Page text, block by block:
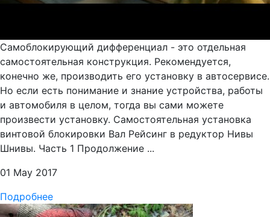
Самоблокирующий дифференциал - это отдельная
самостоятельная конструкция. Рекомендуется,
конечно же, производить его установку в автосервисе.
Но если есть понимание и знание устройства, работы
и автомобиля в целом, тогда вы сами можете
произвести установку. Самостоятельная установка
винтовой блокировки Вал Рейсинг в редуктор Нивы
Шнивы. Часть 1 Продолжение ...
01 May 2017
Подробнее